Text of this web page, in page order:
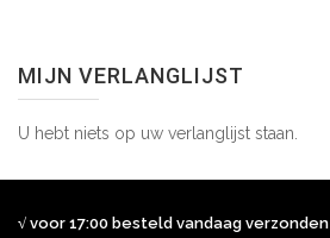
MIJN VERLANGLIJST
U hebt niets op uw verlanglijst staan.
√ voor 17:00 besteld vandaag verzonden